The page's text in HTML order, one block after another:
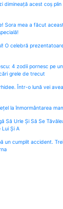
dimineață acest coș
Sora mea a făcut
O celebră
4 zodii pornesc pe
grele de trecut
Într-o lună vei
la înmormântarea
Să Urle Și Să Se
Și A
un cumplit accident.